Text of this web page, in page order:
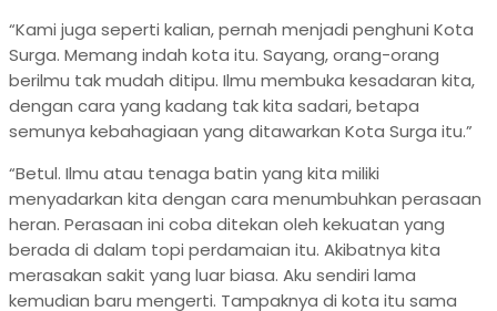
“Kami juga seperti kalian, pernah menjadi penghuni Kota
Surga. Memang indah kota itu. Sayang, orang-orang
berilmu tak mudah ditipu. Ilmu membuka kesadaran kita,
dengan cara yang kadang tak kita sadari, betapa
semunya kebahagiaan yang ditawarkan Kota Surga itu.”
“Betul. Ilmu atau tenaga batin yang kita miliki
menyadarkan kita dengan cara menumbuhkan perasaan
heran. Perasaan ini coba ditekan oleh kekuatan yang
berada di dalam topi perdamaian itu. Akibatnya kita
merasakan sakit yang luar biasa. Aku sendiri lama
kemudian baru mengerti. Tampaknya di kota itu sama